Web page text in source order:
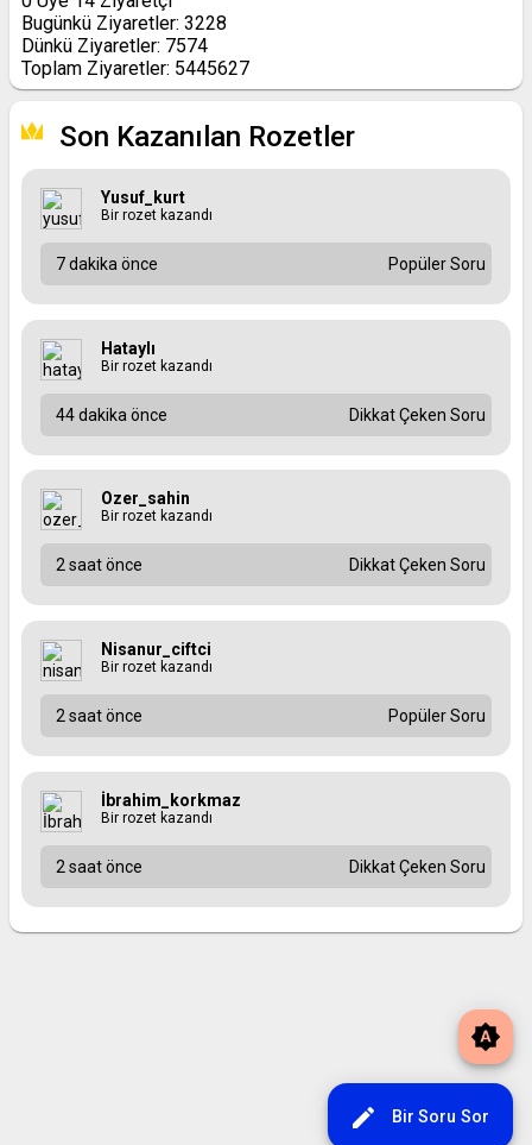
brightness_auto
edit Bir Soru Sor
Bugünkü Ziyaretler: 3228
Dünkü Ziyaretler: 7574
Toplam Ziyaretler: 5445627
Son Kazanılan Rozetler
Yusuf_kurt
Bir rozet kazandı
7 dakika önce Popüler Soru
Hataylı
Bir rozet kazandı
44 dakika önce Dikkat Çeken Soru
Ozer_sahin
Bir rozet kazandı
2 saat önce Dikkat Çeken Soru
Nisanur_ciftci
Bir rozet kazandı
2 saat önce Popüler Soru
İbrahim_korkmaz
Bir rozet kazandı
2 saat önce Dikkat Çeken Soru